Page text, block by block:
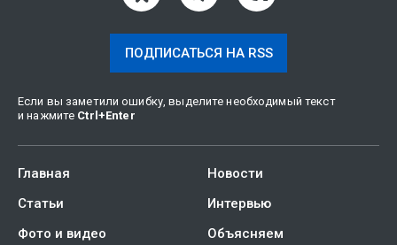
ПОДПИСАТЬСЯ НА RSS
Если вы заметили ошибку, выделите необходимый текст
и нажмите Ctrl +Enter
Главная
Новости
Статьи
Интервью
Фото и видео
Объясняем